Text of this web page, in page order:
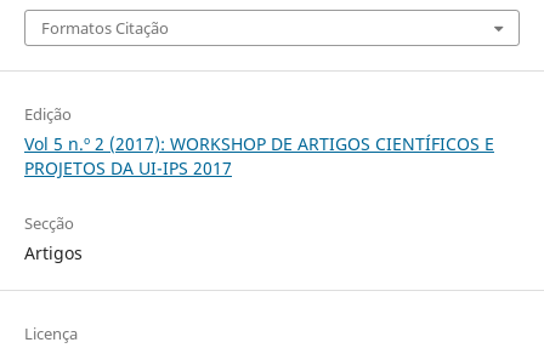
Formatos Citação
Edição
Vol 5 n.º 2 (2017): WORKSHOP DE ARTIGOS CIENTÍFICOS E
PROJETOS DA UI-IPS 2017
Secção
Artigos
Licença